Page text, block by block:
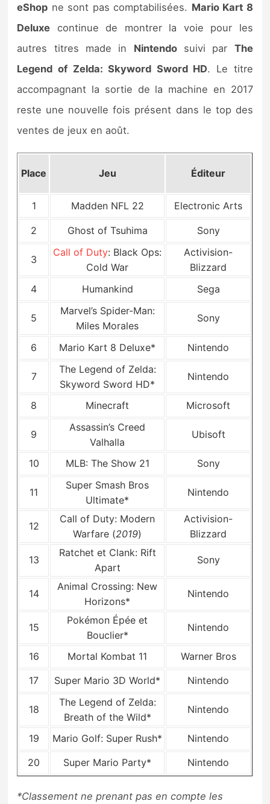
eShop ne sont pas comptabilisées. Mario Kart 8
Deluxe continue de montrer la voie pour les
autres titres made in Nintendosuivi par The
Legend of Zelda: Skyword Sword HD. Le titre
accompagnant la sortie de la machine en 2017
reste une nouvelle fois présent dans le top des
ventes de jeux en août.
Place Jeu Éditeur
1 Madden NFL 22 Electronic Arts
2 Ghost of Tsuhima Sony
3
Call of Duty: Black Ops:
Cold War
Activision-
Blizzard
4
Humankind Sega
5
Marvel’s Spider-Man:
Miles Morales
Sony
6 Mario Kart 8 Deluxe* Nintendo
7
The Legend of Zelda:
Skyword Sword HD*
Nintendo
8 Minecraft Microsoft
9
Assassin’s Creed
Valhalla
Ubisoft
10 MLB: The Show 21 Sony
11
Super Smash Bros
Ultimate*
Nintendo
12
Call of Duty: Modern
Warfare (2019)
Activision-
Blizzard
13
Ratchet et Clank: Rift
Apart
Sony
14
Animal Crossing: New
Horizons*
Nintendo
15
Pokémon Épée et
Bouclier*
Nintendo
16 Mortal Kombat 11
Warner Bros
17
Super Mario 3D World* Nintendo
18
The Legend of Zelda:
Breath of the Wild*
Nintendo
19 Mario Golf: Super Rush*
Nintendo
20
Super Mario Party* Nintendo
*Classement ne prenant pas en compte les